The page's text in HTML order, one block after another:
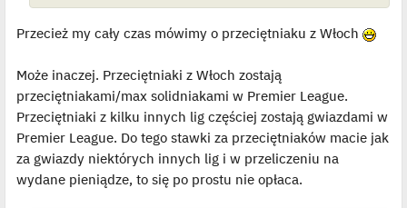
y
z
p
s
t
Przecież my cały czas mówimy o przeciętniaku z Włoch
Może inaczej. Przeciętniaki z Włoch zostają
przeciętniakami/max solidniakami w Premier League.
Przeciętniaki z kilku innych lig częściej zostają gwiazdami w
Premier League. Do tego stawki za przeciętniaków macie jak
za gwiazdy niektórych innych lig i w przeliczeniu na
wydane pieniądze, to się po prostu nie opłaca.